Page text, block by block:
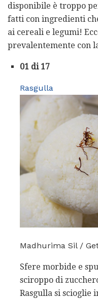
disponibile è troppo
fatti con ingredienti
ai cereali e legumi!
prevalentemente con
01 di 17
Rasgulla
Madhurima Sil /
Sfere morbide e
sciroppo di
Rasgulla si scioglie